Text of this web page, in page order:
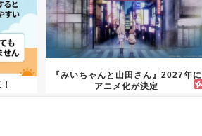
『みいちゃんと山田さん』2027年に
アニメ化が決定